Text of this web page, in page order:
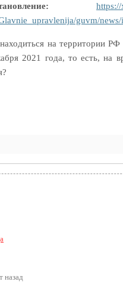
guvm/
на территории РФ
2021 года, то есть, на
назад